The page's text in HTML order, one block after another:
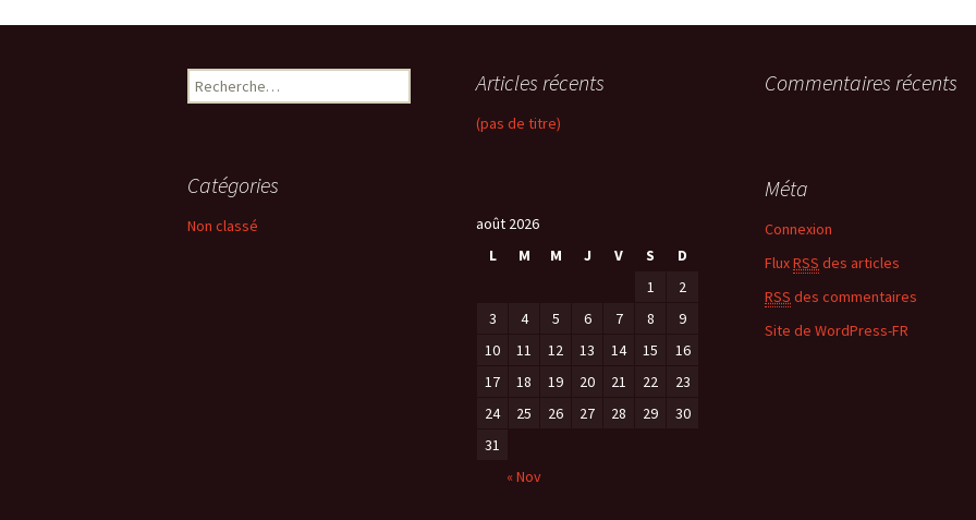
R
e
r
c
Articles récents
(pas de titre)
Commentaires récents
Catégories
Non classé
Méta
Connexion
FluxRSS des articles
RSS des commentaires
Site de WordPress-FR
août 2026
L
M M J V S D
« Nov
1
2
3
4 5 6 7 8
9
10
11 12 13 14 15
16
17
18 19 20 21 22
23
24
25 26 27 28 29
30
31